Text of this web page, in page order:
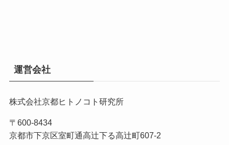
運営会社
株式会社京都ヒトノコト研究所
〒600-8434
京都市下京区室町通高辻下る高辻町607-2